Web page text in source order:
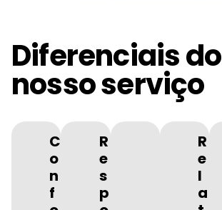
Diferenciais do
nosso serviço
C
o
n
f
R
e
s
p
R
e
l
a